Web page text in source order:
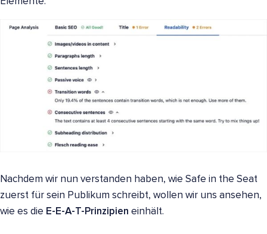
Nachdem wir nun verstanden haben, wie Safe in the Seat
zuerst für sein Publikum schreibt, wollen wir uns ansehen,
wie es die E-E-A-T-Prinzipien einhält.